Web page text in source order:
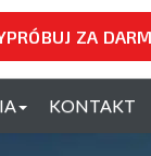
ZA
KONTAKT